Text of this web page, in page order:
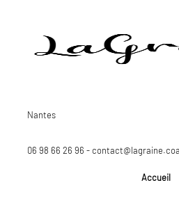
Nantes
06 98 66 26 96 -
Accueil